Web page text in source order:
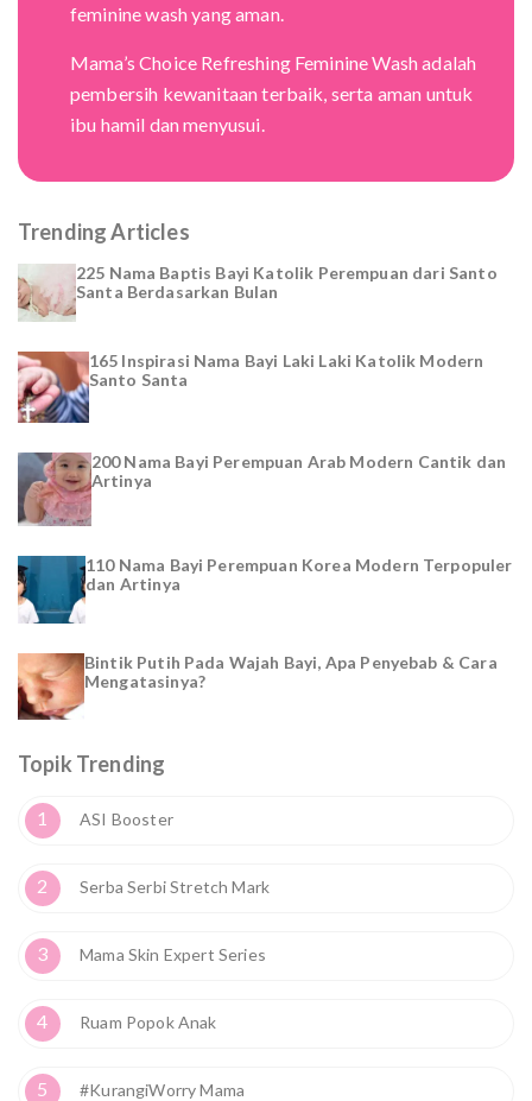
feminine wash yang aman.
Mama’s Choice Refreshing Feminine Wash adalah
pembersih kewanitaan terbaik, serta aman untuk
ibu hamil dan menyusui.
Trending Articles
225 Nama Baptis Bayi Katolik Perempuan dari Santo
Santa Berdasarkan Bulan
165 Inspirasi Nama Bayi Laki Laki Katolik Modern
Santo Santa
200 Nama Bayi Perempuan Arab Modern Cantik dan
Artinya
110 Nama Bayi Perempuan Korea Modern Terpopuler
dan Artinya
Bintik Putih Pada Wajah Bayi, Apa Penyebab & Cara
Mengatasinya?
Topik Trending
1 ASI Booster
2 Serba Serbi Stretch Mark
3 Mama Skin Expert Series
4 Ruam Popok Anak
5 #KurangiWorry Mama